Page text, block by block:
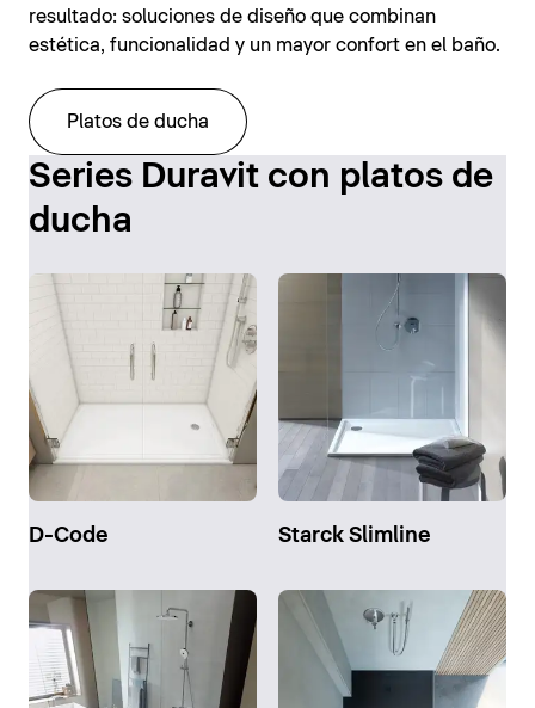
resultado: soluciones de diseño que combinan
estética, funcionalidad y un mayor confort en el baño.
Platos de ducha
Series Duravit con platos de
ducha
D-Code Starck Slimline